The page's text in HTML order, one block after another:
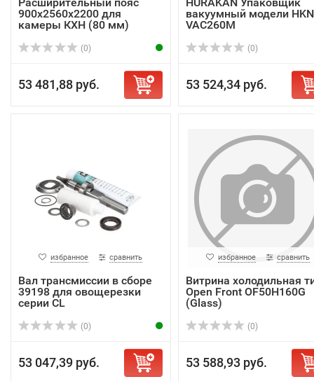
900х2560х2200 для
камеры КХН (80 мм)
(0)
53 481,88 руб.
вакуумный модели
VAC260M
(0)
53 524,34 руб.
избранное сравнить
Вал трансмиссии в сборе
39198 для овощерезки
серии CL
(0)
53 047,39 руб.
избранное сравнить
Витрина холодильная
Open Front OF50H160G
(Glass)
(0)
53 588,93 руб.